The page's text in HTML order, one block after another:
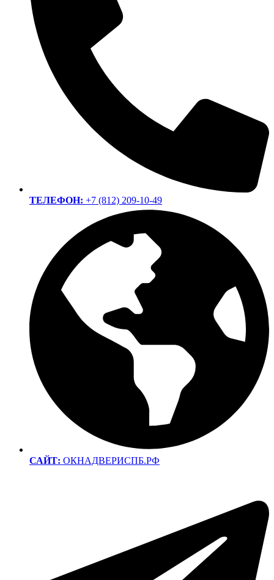
ТЕЛЕФОН: +7 (812) 209-10-49
САЙТ: ОКНАДВЕРИСПБ.РФ